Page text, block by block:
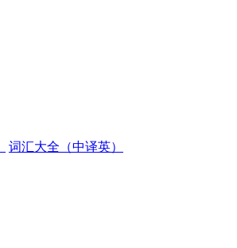
词汇大全（中译英）